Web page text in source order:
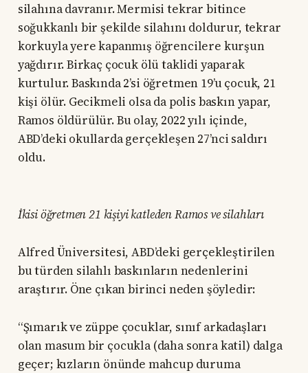
silahına davranır. Mermisi tekrar bitince
soğukkanlı bir şekilde silahını doldurur, tekrar
korkuyla yere kapanmış öğrencilere kurşun
yağdırır. Birkaç çocuk ölü taklidi yaparak
kurtulur. Baskında 2’si öğretmen 19’u çocuk, 21
kişi ölür. Gecikmeli olsa da polis baskın yapar,
Ramos öldürülür. Bu olay, 2022 yılı içinde,
ABD’deki okullarda gerçekleşen 27’nci saldırı
oldu.
İkisi öğretmen 21 kişiyi katleden Ramos ve silahları
Alfred Üniversitesi, ABD’deki gerçekleştirilen
bu türden silahlı baskınların nedenlerini
araştırır. Öne çıkan birinci neden şöyledir:
“Şımarık ve züppe çocuklar, sınıf arkadaşları
olan masum bir çocukla (daha sonra katil) dalga
geçer; kızların önünde mahcup duruma